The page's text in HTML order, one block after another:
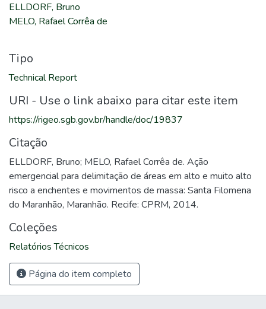
ELLDORF, Bruno
MELO, Rafael Corrêa de
Tipo
Technical Report
URI - Use o link abaixo para citar este item
https://rigeo.sgb.gov.br/handle/doc/19837
Citação
ELLDORF, Bruno; MELO, Rafael Corrêa de. Ação
emergencial para delimitação de áreas em alto e muito alto
risco a enchentes e movimentos de massa: Santa Filomena
do Maranhão, Maranhão. Recife: CPRM, 2014.
Coleções
Relatórios Técnicos
Página do item completo